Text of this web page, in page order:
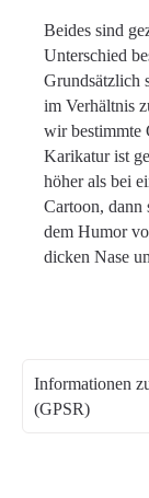
Beides sind
Unterschied
Grundsätzlich
im Verhältnis
wir bestimmte
Karikatur ist
höher als bei
Cartoon, dann
dem Humor
dicken Nase
Informationen
(GPSR)